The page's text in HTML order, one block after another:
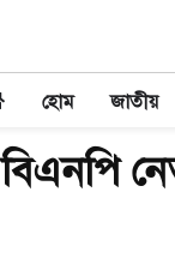
হোম জাতীয়
বিএনপি